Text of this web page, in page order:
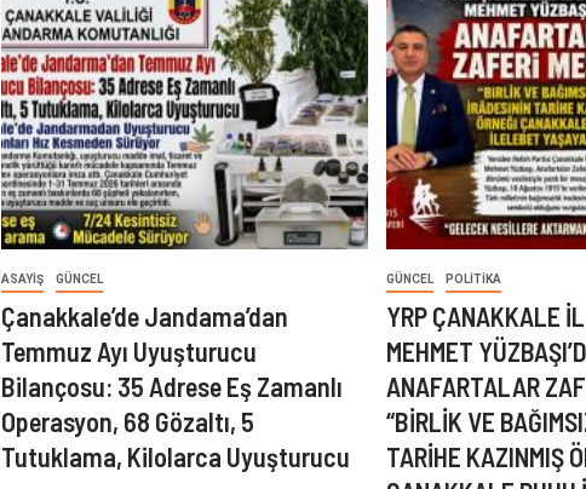
ASAYIŞ GÜNCEL
Çanakkale’de Jandama’dan
Temmuz Ayı Uyuşturucu
Bilançosu: 35 Adrese Eş Zamanlı
Operasyon, 68 Gözaltı, 5
Tutuklama, Kilolarca Uyuşturucu
GÜNCEL POLITIKA
YRP ÇANAKKALE
MEHMET
ANAFARTALAR
“BİRLİK VE
TARİHE KAZINMIŞ